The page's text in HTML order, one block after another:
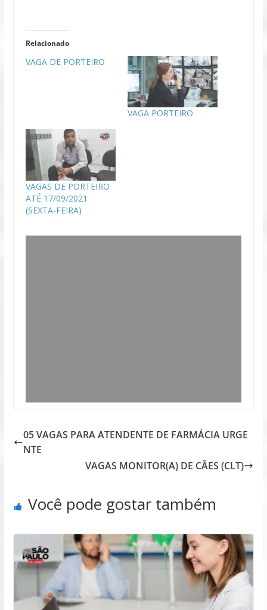
Relacionado
VAGA DE PORTEIRO
VAGA PORTEIRO
VAGAS DE PORTEIRO
ATÉ 17/09/2021
(SEXTA-FEIRA)
05 VAGAS PARA ATENDENTE DE FARMÁCIA URGE
NTE
VAGAS MONITOR(A) DE CÃES (CLT)
Você pode gostar também